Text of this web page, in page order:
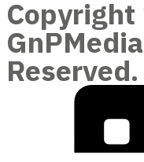
Copyright
Reserved.